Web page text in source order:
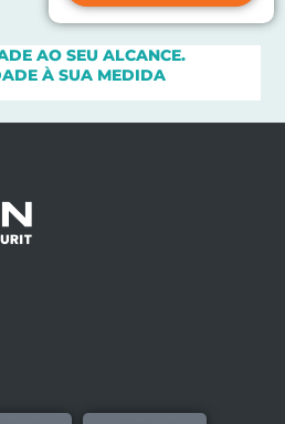
AO SEU ALCANCE.
À SUA MEDIDA